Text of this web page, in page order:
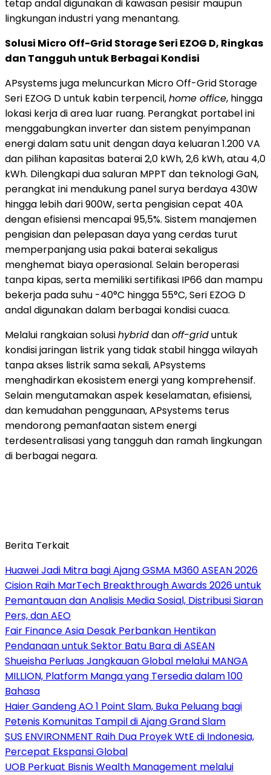
tetap andal digunakan di kawasan pesisir maupun
lingkungan industri yang menantang.
Solusi Micro Off-Grid Storage Seri EZOG D, Ringkas
dan Tangguh untuk Berbagai Kondisi
APsystems juga meluncurkan Micro Off-Grid Storage
Seri EZOG D untuk kabin terpencil,home office, hingga
lokasi kerja di area luar ruang. Perangkat portabel ini
menggabungkan inverter dan sistem penyimpanan
energi dalam satu unit dengan daya keluaran 1.200 VA
dan pilihan kapasitas baterai 2,0 kWh, 2,6 kWh, atau 4,0
kWh. Dilengkapi dua saluran MPPT dan teknologi GaN,
perangkat ini mendukung panel surya berdaya 430W
hingga lebih dari 900W, serta pengisian cepat 40A
dengan efisiensi mencapai 95,5%. Sistem manajemen
pengisian dan pelepasan daya yang cerdas turut
memperpanjang usia pakai baterai sekaligus
menghemat biaya operasional. Selain beroperasi
tanpa kipas, serta memiliki sertifikasi IP66 dan mampu
bekerja pada suhu -40°C hingga 55°C, Seri EZOG D
andal digunakan dalam berbagai kondisi cuaca.
Melalui rangkaian solusihybriddanoff-griduntuk
kondisi jaringan listrik yang tidak stabil hingga wilayah
tanpa akses listrik sama sekali, APsystems
menghadirkan ekosistem energi yang komprehensif.
Selain mengutamakan aspek keselamatan, efisiensi,
dan kemudahan penggunaan, APsystems terus
mendorong pemanfaatan sistem energi
terdesentralisasi yang tangguh dan ramah lingkungan
di berbagai negara.
Berita Terkait
Huawei Jadi Mitra bagi Ajang GSMA M360 ASEAN 2026
Cision Raih MarTech Breakthrough Awards 2026 untuk
Pemantauan dan Analisis Media Sosial, Distribusi Siaran
Pers, dan AEO
Fair Finance Asia Desak Perbankan Hentikan
Pendanaan untuk Sektor Batu Bara di ASEAN
Shueisha Perluas Jangkauan Global melalui MANGA
MILLION, Platform Manga yang Tersedia dalam 100
Bahasa
Haier Gandeng AO 1 Point Slam, Buka Peluang bagi
Petenis Komunitas Tampil di Ajang Grand Slam
SUS ENVIRONMENT Raih Dua Proyek WtE di Indonesia,
Percepat Ekspansi Global
UOB Perkuat Bisnis Wealth Management melalui